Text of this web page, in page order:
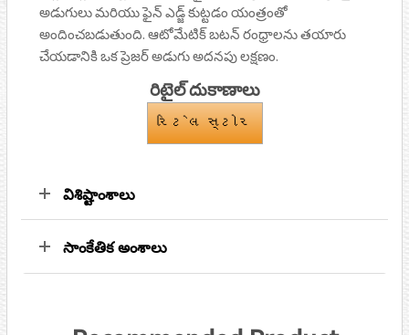
అడుగులు మరియు ఫైన్ ఎడ్జ్ కుట్టడం యంత్రంతో
అందించబడుతుంది. ఆటోమేటిక్ బటన్ రంధ్రాలను తయారు
చేయడానికి ఒక ప్రెజర్ అడుగు అదనపు లక్షణం.
రిటైల్ దుకాణాలు
રિટેલ સ્ટોર
విశిష్టాంశాలు
సాంకేతిక అంశాలు